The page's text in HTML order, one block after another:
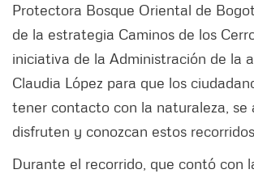
Protectora Bosque Oriental de
de la estrategia Caminos de los
iniciativa de la Administración de la
Claudia López para que los
tener contacto con la naturaleza, se
disfruten y conozcan estos
Durante el recorrido, que contó con